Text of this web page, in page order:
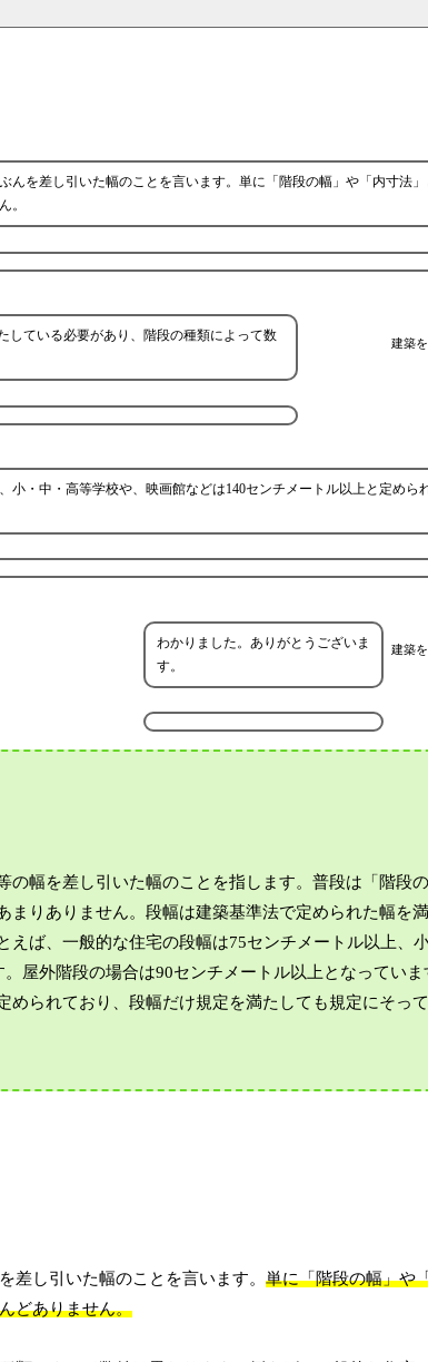
んを差し引いた幅のことを言います。単に「階段の幅」や「内寸法
。
建築
している必要があり、階段の種類によって数
・中・高等学校や、映画館などは140センチメートル以上と定めら
建築
わかりました。ありがとうございま
す。
幅を差し引いた幅のことを指します。普段は「階段の
りありません。段幅は建築基準法で定められた幅を
ば、一般的な住宅の段幅は75センチメートル以上、小
屋外階段の場合は90センチメートル以上となっていま
られており、段幅だけ規定を満たしても規定にそっ
差し引いた幅のことを言います。 単に「階段の幅」や
どありません。